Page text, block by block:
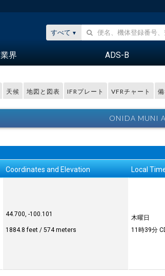
すべて
業界 ADS-B
天候 地図と図表 IFRプレート VFRチャート
ONIDA MUNI
Coordinates and Elevation Local
44.700, -100.101
1884.8 feet / 574 meters
木曜日
11時39分